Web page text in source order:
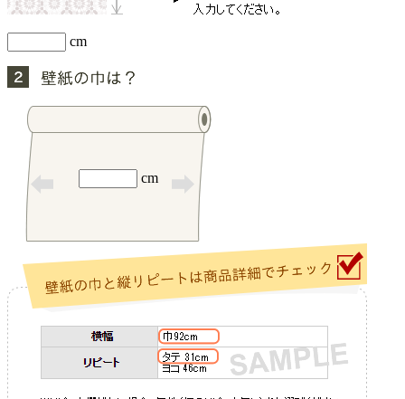
cm
cm